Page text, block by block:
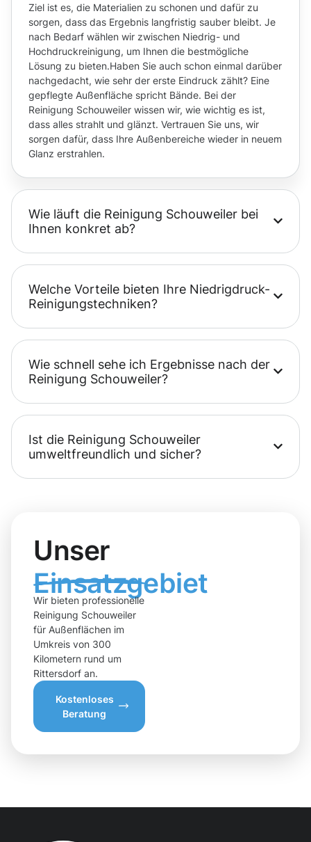
Ziel ist es, die Materialien zu schonen und dafür zu
sorgen, dass das Ergebnis langfristig sauber bleibt. Je
nach Bedarf wählen wir zwischen Niedrig- und
Hochdruckreinigung, um Ihnen die bestmögliche
Lösung zu bieten.Haben Sie auch schon einmal darüber
nachgedacht, wie sehr der erste Eindruck zählt? Eine
gepflegte Außenfläche spricht Bände. Bei der
Reinigung Schouweiler wissen wir, wie wichtig es ist,
dass alles strahlt und glänzt. Vertrauen Sie uns, wir
sorgen dafür, dass Ihre Außenbereiche wieder in neuem
Glanz erstrahlen.
Wie läuft die Reinigung Schouweiler bei
Ihnen konkret ab?
Welche Vorteile bieten Ihre Niedrigdruck-
Reinigungstechniken?
Wie schnell sehe ich Ergebnisse nach der
Reinigung Schouweiler?
Ist die Reinigung Schouweiler
umweltfreundlich und sicher?
Unser
Einsatzgebiet
Wir bieten professionelle
Reinigung Schouweiler
für Außenflächen im
Umkreis von 300
Kilometern rund um
Rittersdorf an.
Kostenloses
Beratung